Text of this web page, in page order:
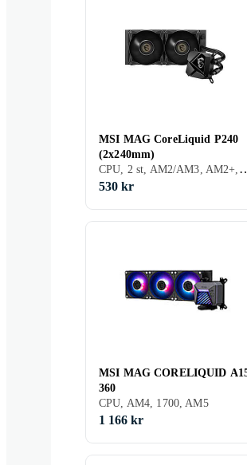
MSI MAG CoreLiquid P240
(2x240mm)
CPU, 2 st, AM2/AM3, AM2+,
530 kr
MSI MAG CORELIQUID
360
CPU, AM4, 1700, AM5
1 166 kr